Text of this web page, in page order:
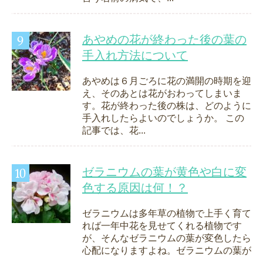
あやめの花が終わった後の葉の
手入れ方法について
あやめは６月ごろに花の満開の時期を迎
え、そのあとは花がおわってしまいま
す。花が終わった後の株は、どのように
手入れしたらよいのでしょうか。 この
記事では、花...
ゼラニウムの葉が黄色や白に変
色する原因は何！？
ゼラニウムは多年草の植物で上手く育て
れば一年中花を見せてくれる植物です
が、そんなゼラニウムの葉が変色したら
心配になりますよね。ゼラニウムの葉が